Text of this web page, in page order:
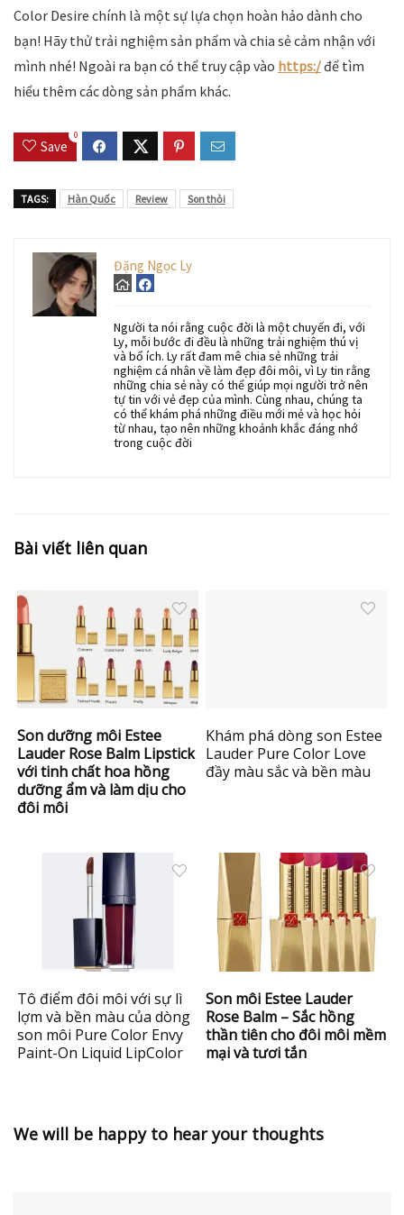
Color Desire chính là một sự lựa chọn hoàn hảo dành cho
bạn! Hãy thử trải nghiệm sản phẩm và chia sẻ cảm nhận với
mình nhé! Ngoài ra bạn có thể truy cập vào https:/để tìm
hiểu thêm các dòng sản phẩm khác.
Save
0
TAGS: Hàn Quốc Review Son thỏi
Đặng Ngọc Ly
Người ta nói rằng cuộc đời là một chuyến đi, với
Ly, mỗi bước đi đều là những trải nghiệm thú vị
và bổ ích. Ly rất đam mê chia sẻ những trải
nghiệm cá nhân về làm đẹp đôi môi, vì Ly tin rằng
những chia sẻ này có thể giúp mọi người trở nên
tự tin với vẻ đẹp của mình. Cùng nhau, chúng ta
có thể khám phá những điều mới mẻ và học hỏi
từ nhau, tạo nên những khoảnh khắc đáng nhớ
trong cuộc đời
Bài viết liên quan
Son dưỡng môi Estee
Lauder Rose Balm Lipstick
với tinh chất hoa hồng
dưỡng ẩm và làm dịu cho
đôi môi
Khám phá dòng son Estee
Lauder Pure Color Love
đầy màu sắc và bền màu
Tô điểm đôi môi với sự lì
lợm và bền màu của dòng
son môi Pure Color Envy
Paint-On Liquid LipColor
Son môi Estee Lauder
Rose Balm – Sắc hồng
thần tiên cho đôi môi mềm
mại và tươi tắn
We will be happy to hear your thoughts